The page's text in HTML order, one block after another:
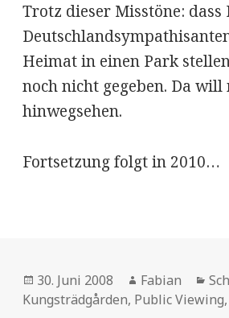
Trotz dieser Misstöne:
Heimat in einen Park
noch nicht gegeben. Da
hinwegsehen.
Fortsetzung folgt in 2010…
Veröffentlicht
am
30. Juni 2008 Autor
Fabian
Kungsträdgården, Public Viewing